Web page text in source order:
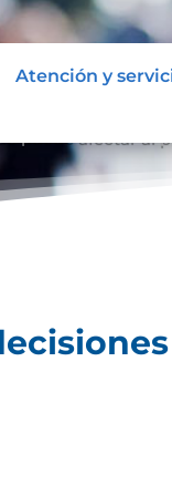
Atención y
puede afectar al